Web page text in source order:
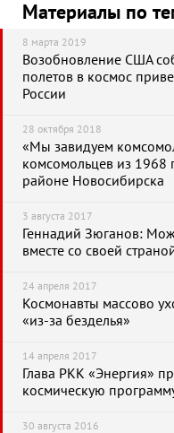
Материалы по
8 марта 2019
Возобновление США
полетов в космос
России
28 октября 2018
«Мы завидуем
комсомольцев из 1968
районе Новосибирска
3 августа 2017
Геннадий Зюганов:
вместе со своей
24 апреля 2017
Космонавты массово
«из-за безделья»
14 апреля 2017
Глава РКК «Энергия»
космическую
30 августа 2016